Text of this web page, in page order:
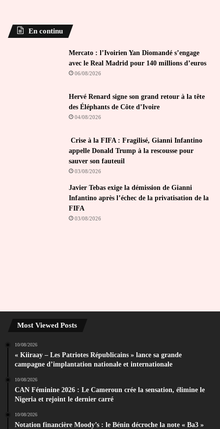
En continu
Mercato : l’Ivoirien Yan Diomandé s’engage
avec le Real Madrid pour 140 millions d’euros
06/08/2026
Hervé Renard signe son grand retour à la tête
des Éléphants de Côte d’Ivoire
04/08/2026
Crise à la FIFA : Fragilisé, Gianni Infantino
appelle Donald Trump à la rescousse pour
sauver son fauteuil
03/08/2026
Javier Tebas exige la démission de Gianni
Infantino après l’échec de la privatisation de la
FIFA
03/08/2026
Most Viewed Posts
10/08/2026
« Kiiraay – Les Patriotes Républicains » lance sa grande
campagne d’implantation nationale et internationale
10/08/2026
CAN Féminine 2026 : Le Cameroun crée la sensation, élimine le
Nigeria et rejoint le dernier carré
10/08/2026
Notation financière Moody’s : le Bénin décroche la note « Ba3 »